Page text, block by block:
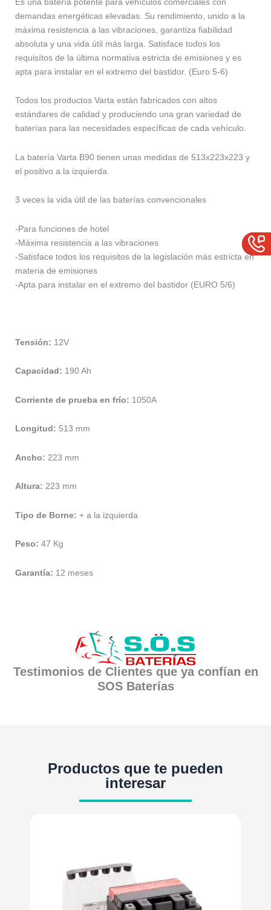
demandas energéticas elevadas. Su rendimiento, unido a la
máxima resistencia a las vibraciones, garantiza fiabilidad
absoluta y una vida útil más larga. Satisface todos los
requisítos de la última normativa estricta de emisiones y es
apta para instalar en el extremo del bastidor. (Euro 5-6)
Todos los productos Varta están fabricados con altos
estándares de calidad y produciendo una gran variedad de
baterías para las necesidades específicas de cada vehículo.
La batería Varta B90 tienen unas medidas de 513x223x223 y
el positivo a la izquierda.
3 veces la vida útil de las baterías convencionales
-Para funciones de hotel
-Máxima resistencia a las vibraciones
-Satisface todos los requisitos de la legislación más estricta en
materia de emisiones
-Apta para instalar en el extremo del bastidor (EURO 5/6)
Tensión: 12V
Capacidad: 190 Ah
Corriente de prueba en frío: 1050A
Longitud: 513 mm
Ancho: 223 mm
Altura: 223 mm
Tipo de Borne: + a la izquierda
Peso: 47 Kg
Garantía: 12 meses
Testimonios de Clientes que ya confían en
SOS Baterías
Productos que te pueden
interesar